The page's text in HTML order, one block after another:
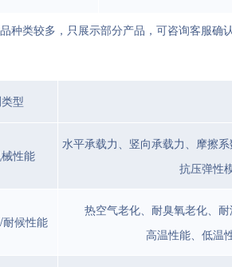
种类较多，只展示部分产品，可咨询客服确
型
性能
水平承载力、竖向承载力、摩擦
抗压弹性
候性能
热空气老化、耐臭氧老化、
高温性能、低温